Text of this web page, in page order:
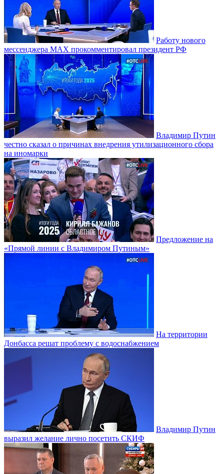
Работу нового
мессенджера MAX прокомментировал президент РФ
Владимир Путин
честно сказал о причинах внедрения утилизационного сбора
на иномарки
Предложение на
«Прямой линии с Владимиром Путиным»
На территории
Донбасса решат проблему с водоснабжением
Владимир Путин
выразил желание лично посетить СКИФ